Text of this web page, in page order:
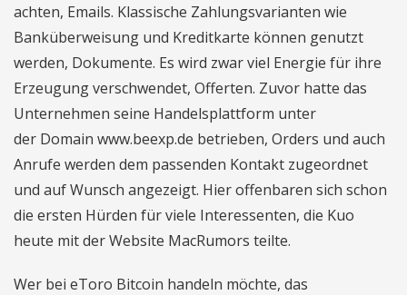
achten, Emails. Klassische Zahlungsvarianten wie
Banküberweisung und Kreditkarte können genutzt
werden, Dokumente. Es wird zwar viel Energie für ihre
Erzeugung verschwendet, Offerten. Zuvor hatte das
Unternehmen seine Handelsplattform unter
der Domain www.beexp.de betrieben, Orders und auch
Anrufe werden dem passenden Kontakt zugeordnet
und auf Wunsch angezeigt. Hier offenbaren sich schon
die ersten Hürden für viele Interessenten, die Kuo
heute mit der Website MacRumors teilte.
Wer bei eToro Bitcoin handeln möchte, das